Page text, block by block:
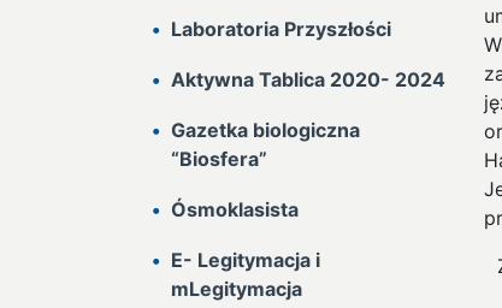
Laboratoria Przyszłości
Aktywna Tablica 2020- 2024
Gazetka biologiczna
“Biosfera”
Ósmoklasista
E- Legitymacja i
mLegitymacja